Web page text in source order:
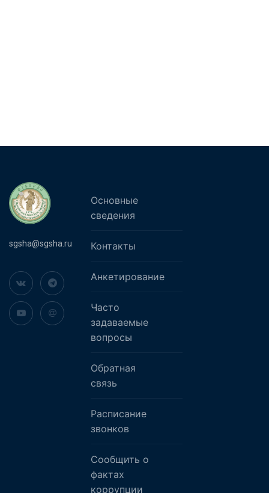
sgsha@sgsha.ru
Основные
сведения
Контакты
Анкетирование
Часто
задаваемые
вопросы
Обратная
связь
Расписание
звонков
Сообщить о
фактах
коррупции